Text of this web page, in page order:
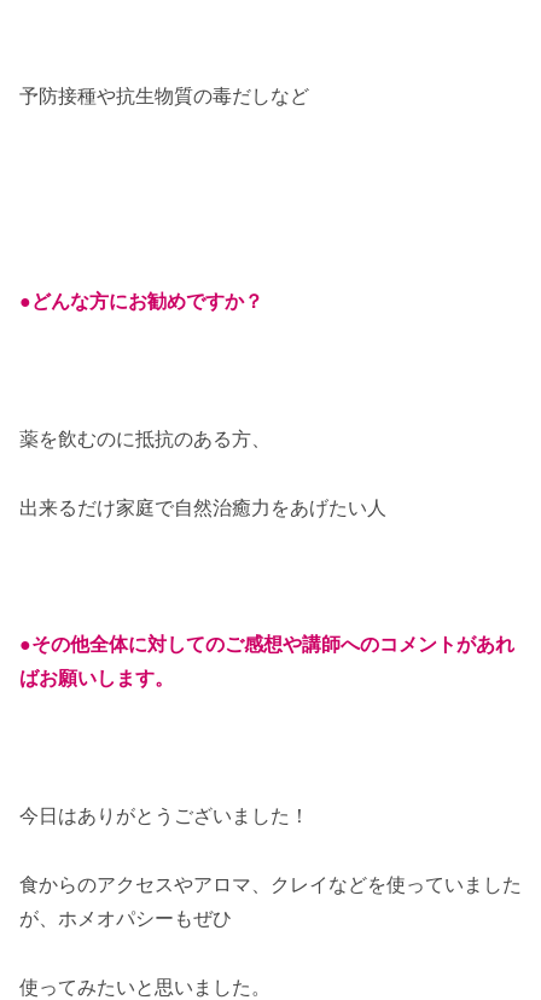
予防接種や抗生物質の毒だしなど
●どんな方にお勧めですか？
薬を飲むのに抵抗のある方、
出来るだけ家庭で自然治癒力をあげたい人
●その他全体に対してのご感想や講師へのコメントがあれ
ばお願いします。
今日はありがとうございました！
食からのアクセスやアロマ、クレイなどを使っていました
が、ホメオパシーもぜひ
使ってみたいと思いました。